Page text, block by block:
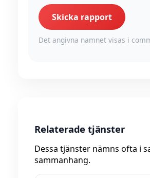
Skicka rapport
Det angivna namnet visas i
Relaterade tjänster
Dessa tjänster nämns ofta i
sammanhang.